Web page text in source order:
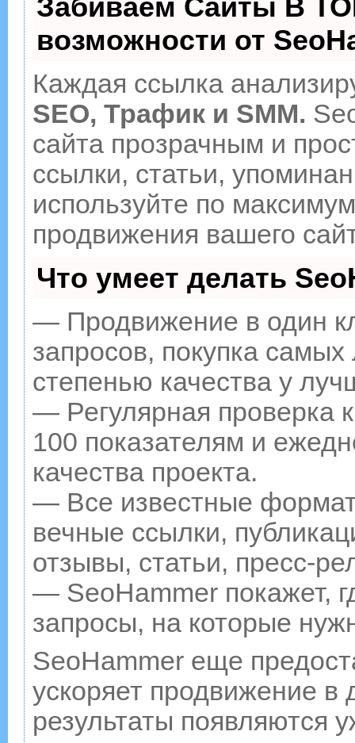
возможности от
Каждая ссылка
SEO, Трафик и SMM.
сайта прозрачным и
ссылки, статьи,
используйте по
продвижения вашего
Что умеет делать
— Продвижение в один
запросов, покупка
степенью качества у
— Регулярная проверка
100 показателям и
качества проекта.
— Все известные
вечные ссылки,
отзывы, статьи, пресс-
— SeoHammer покажет,
запросы, на которые
SeoHammer еще
ускоряет продвижение в
результаты появляются